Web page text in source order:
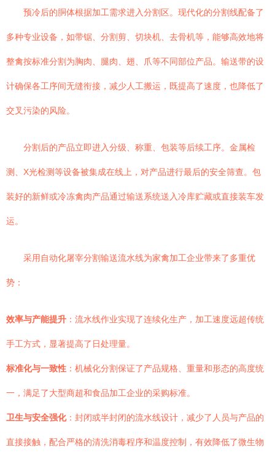
预冷后的胴体根据加工需求进入分割区。现代化的分割线配备了
多种专业设备，如带锯、分割剪、切块机、去骨机等，能够高效地将
整禽按标准分割为胸肉、腿肉、翅、爪等不同部位产品。输送带的设
计确保各工序间无缝衔接，减少人工搬运，既提高了速度，也降低了
交叉污染的风险。
分割后的产品立即进入分级、称重、包装等后续工序。金属检
测、X光检测等设备被集成在线上，对产品进行最后的安全筛查。包
装好的新鲜或冷冻禽肉产品通过输送系统送入冷库贮藏或直接装车发
运。
采用自动化屠宰分割输送流水线为家禽加工企业带来了多重优
势：
效率与产能提升 ：流水线作业实现了连续化生产，加工速度远超传统
手工方式，显著提高了日处理量。
标准化与一致性 ：机械化分割保证了产品规格、重量和形态的高度统
一，满足了大型商超和食品加工企业的采购标准。
卫生与安全强化：封闭或半封闭的流水线设计，减少了人员与产品的
直接接触，配合严格的清洗消毒程序和温度控制，有效降低了微生物